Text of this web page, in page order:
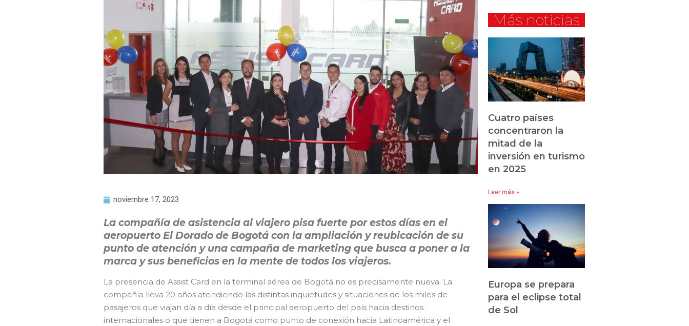
noviembre 17, 2023
La compañía de asistencia al viajero pisa fuerte por estos días en el
aeropuerto El Dorado de Bogotá con la ampliación y reubicación de su
punto de atención y una campaña de marketing que busca a poner a la
marca y sus beneficios en la mente de todos los viajeros.
La presencia de Assist Card en la terminal aérea de Bogotá no es precisamente nueva. La
compañía lleva 20 años atendiendo las distintas inquietudes y situaciones de los miles de
pasajeros que viajan día a día desde el principal aeropuerto del país hacia destinos
internacionales o que tienen a Bogotá como punto de conexión hacia Latinoamérica y el
Más noticias
Cuatro países
concentraron la
mitad de la
inversión en turismo
en 2025
Leer más »
Europa se prepara
para el eclipse total
de Sol